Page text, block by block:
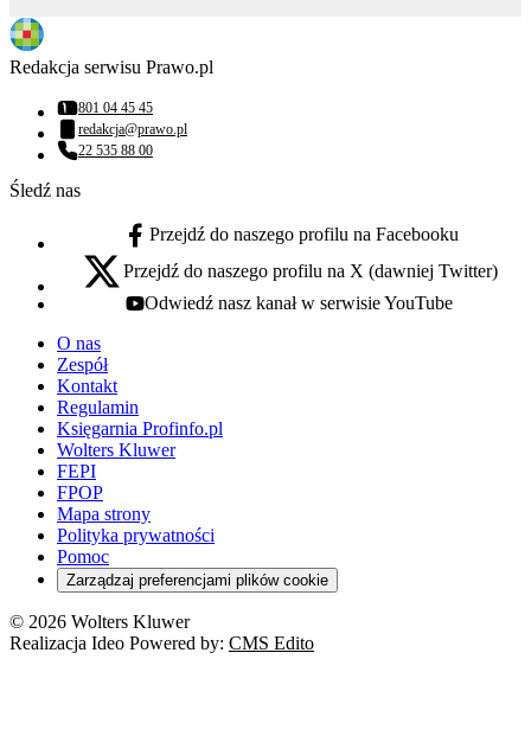
Redakcja serwisu Prawo.pl
Numer telefonu:
801 04 45 45
Adres email:
redakcja@prawo.pl
Numer telefonu:
22 535 88 00
Śledź nas
facebook - otwiera się w nowej karcie
Przejdź do naszego profilu na Facebooku
x - otwiera się w nowej karcie
Przejdź do naszego profilu na X (dawniej Twitter)
youtube - otwiera się w nowej karcie
Odwiedź nasz kanał w serwisie YouTube
O nas
Zespół
Kontakt
Regulamin
Księgarnia Profinfo.pl
Wolters Kluwer
FEPI
FPOP
Mapa strony
Polityka prywatności
Pomoc
Zarządzaj preferencjami plików cookie
© 2026 Wolters Kluwer
Realizacja Ideo Powered by: CMS Edito